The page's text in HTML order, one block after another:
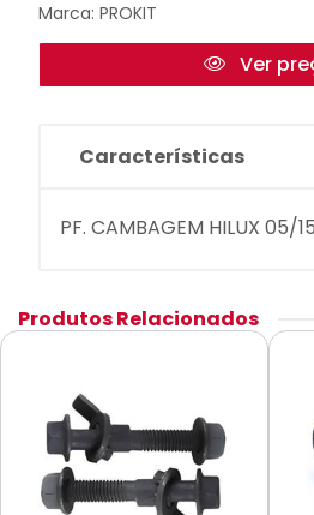
Marca: PROKIT
Ver
Características
PF. CAMBAGEM HILUX 05/
Produtos Relacionados